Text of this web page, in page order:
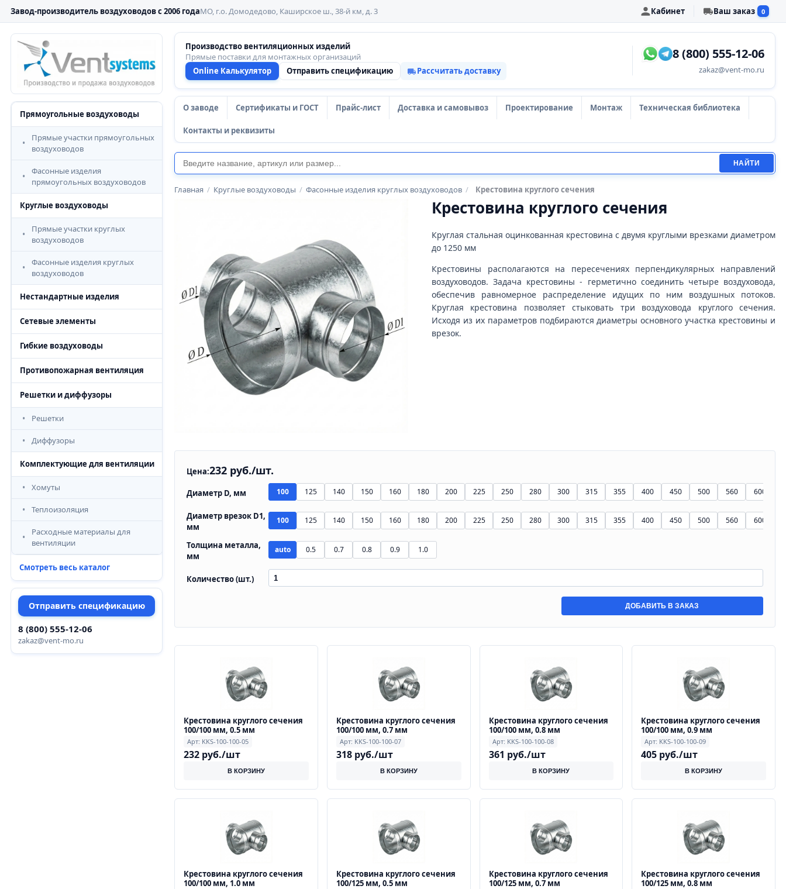
Завод-производитель воздуховодов с 2006 годаМО, г.о. Домодедово, Каширское ш., 38-й км, д. 3 Кабинет Ваш заказ 0
Прямоугольные воздуховоды
Прямые участки прямоугольных
воздуховодов
Фасонные изделия
прямоугольных воздуховодов
Круглые воздуховоды
Прямые участки круглых
воздуховодов
Фасонные изделия круглых
воздуховодов
Нестандартные изделия
Сетевые элементы
Гибкие воздуховоды
Противопожарная вентиляция
Решетки и диффузоры
Решетки
Диффузоры
Комплектующие для вентиляции
Хомуты
Теплоизоляция
Расходные материалы для
вентиляции
Смотреть весь каталог
Отправить спецификацию
8 (800) 555-12-06
zakaz@vent-mo.ru
Производство вентиляционных изделий
Прямые поставки для монтажных организаций
Online Калькулятор
Отправить спецификацию Рассчитать доставку
8 (800) 555-12-06
zakaz@vent-mo.ru
О заводе Сертификаты и ГОСТ Прайс-лист Доставка и самовывоз Проектирование Монтаж Техническая библиотека
Контакты и реквизиты
НАЙТИ
Главная / Круглые воздуховоды / Фасонные изделия круглых воздуховодов / Крестовина круглого сечения
Крестовина круглого сечения
Круглая стальная оцинкованная крестовина с двумя круглыми врезками диаметром
до 1250 мм
Крестовины располагаются на пересечениях перпендикулярных направлений
воздуховодов. Задача крестовины - герметично соединить четыре воздуховода,
обеспечив равномерное распределение идущих по ним воздушных потоков.
Круглая крестовина позволяет стыковать три воздуховода круглого сечения.
Исходя из их параметров подбираются диаметры основного участка крестовины и
врезок.
Цена:232 руб./шт.
Диаметр D, мм 100 125 140 150 160 180 200 225 250 280 300 315 355 400 450 500 560 600
Диаметр врезок D1,
мм
100 125 140 150 160 180 200 225 250 280 300 315 355 400 450 500 560 600
Толщина металла,
мм
auto 0.5 0.7 0.8 0.9 1.0
Количество (шт.)
ДОБАВИТЬ В ЗАКАЗ
Крестовина круглого сечения
100/100 мм, 0.5 мм
Арт: KKS-100-100-05
232 руб./шт
В КОРЗИНУ
Крестовина круглого сечения
100/100 мм, 0.7 мм
Арт: KKS-100-100-07
318 руб./шт
В КОРЗИНУ
Крестовина круглого сечения
100/100 мм, 0.8 мм
Арт: KKS-100-100-08
361 руб./шт
В КОРЗИНУ
Крестовина круглого сечения
100/100 мм, 0.9 мм
Арт: KKS-100-100-09
405 руб./шт
В КОРЗИНУ
Крестовина круглого сечения
100/100 мм, 1.0 мм
Крестовина круглого сечения
100/125 мм, 0.5 мм
Крестовина круглого сечения
100/125 мм, 0.7 мм
Крестовина круглого сечения
100/125 мм, 0.8 мм